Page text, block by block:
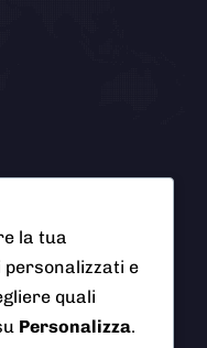
Ciampino (Roma). Tutti
la tua
e
quali
Personalizza.